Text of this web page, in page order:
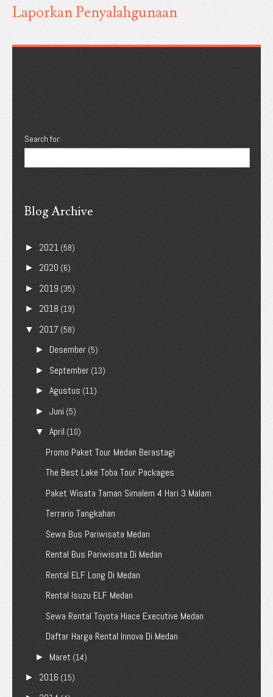
Laporkan Penyalahgunaan
Search for:
Blog Archive
► 2021 (58)
► 2020 (6)
► 2019 (35)
► 2018 (19)
▼ 2017 (58)
► Desember (5)
► September (13)
► Agustus (11)
► Juni (5)
▼ April (10)
Promo Paket Tour Medan Berastagi
The Best Lake Toba Tour Packages
Paket Wisata Taman Simalem 4 Hari 3 Malam
Terrario Tangkahan
Sewa Bus Pariwisata Medan
Rental Bus Pariwisata Di Medan
Rental ELF Long Di Medan
Rental Isuzu ELF Medan
Sewa Rental Toyota Hiace Executive Medan
Daftar Harga Rental Innova Di Medan
► Maret (14)
► 2016 (15)